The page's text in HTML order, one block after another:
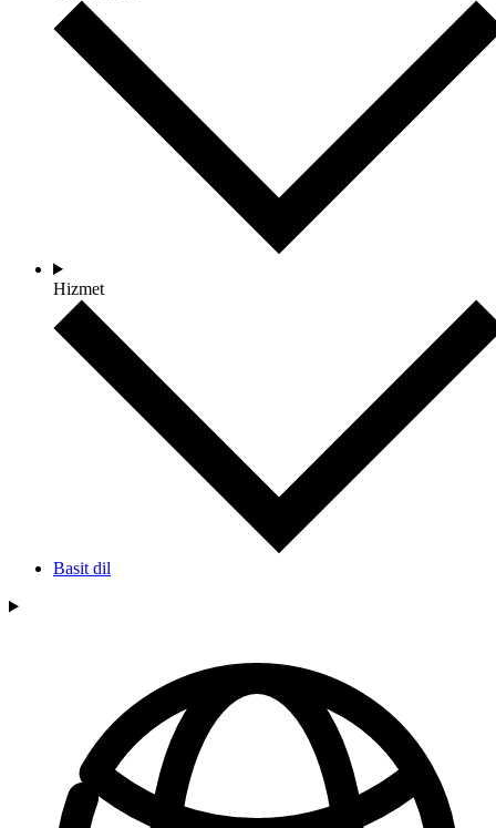
Hizmet
Basit dil